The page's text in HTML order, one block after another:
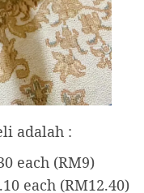
adalah :
each (RM9)
each (RM12.40)